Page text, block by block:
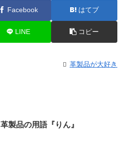
Facebook はてブ
LINE コピー
革製品が大好き
革製品の用語『りん』